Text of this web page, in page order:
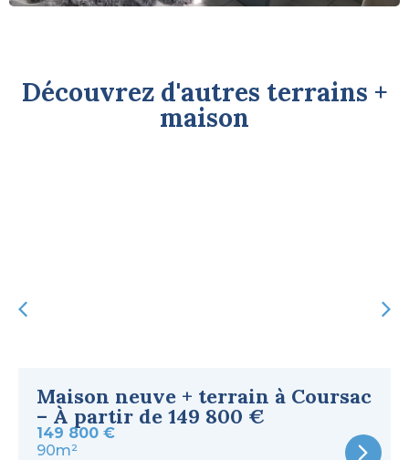
Découvrez d'autres terrains +
maison
Maison neuve + terrain à Coursac
– À partir de 149 800 €
149 800 €
90m²